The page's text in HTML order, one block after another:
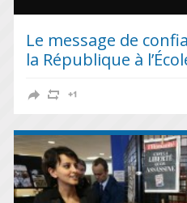
Le message de
la République à